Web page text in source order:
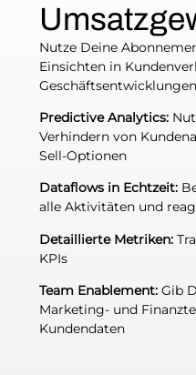
Nutze Deine
Einsichten in
Predictive Analytics:
Verhindern von
Sell-Optionen
Dataflows in Echtzeit:
alle Aktivitäten und
Detaillierte Metriken:
KPIs
Team Enablement:Gib
Marketing- und
Kundendaten